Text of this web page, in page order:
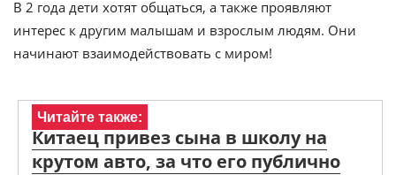
В 2 года дети хотят общаться, а также проявляют
интерес к другим малышам и взрослым людям. Они
начинают взаимодействовать с миром!
Читайте также:
Китаец привез сына в школу на
крутом авто, за что его публично